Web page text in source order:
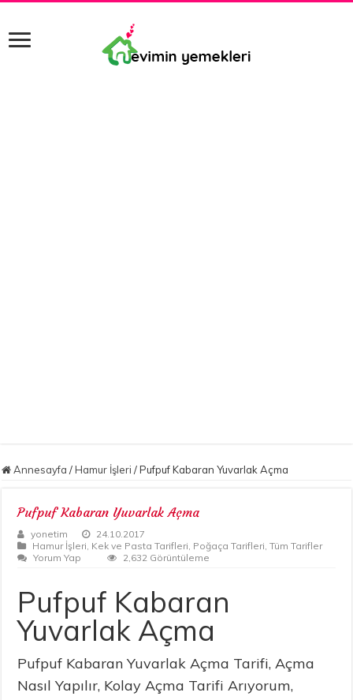
Annesayfa / Hamur İşleri / Pufpuf Kabaran Yuvarlak Açma
Pufpuf Kabaran Yuvarlak Açma
yonetim
24.10.2017
Hamur İşleri, Kek ve Pasta Tarifleri, Poğaça Tarifleri,Tüm Tarifler
Yorum Yap
2,632 Görüntüleme
Pufpuf Kabaran
Yuvarlak Açma
Pufpuf Kabaran Yuvarlak Açma Tarifi, Açma
Nasıl Yapılır, Kolay Açma Tarifi Arıyorum,